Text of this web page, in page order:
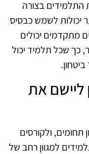
התלמידים בצורה
יכולות לשמש כבסיס
מתקדמים יכולים
כך שכל תלמיד יכול
ליישם את
תחומים, ולקורסים
למגוון רחב של